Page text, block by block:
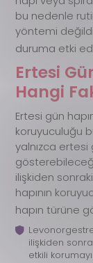
bu nedenle
yöntemi
duruma etki
Ertesi
Hangi
Ertesi gün
koruyuculuğu
yalnızca ertesi
ilişkiden
hapının
hapın türüne
ilişkiden
etkili